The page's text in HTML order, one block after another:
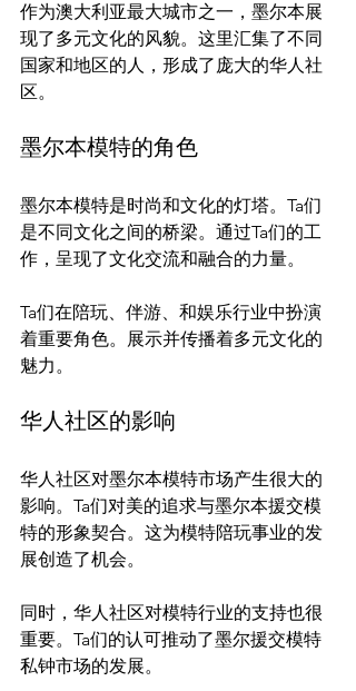
作为澳大利亚最大城市之一，墨尔本展
现了多元文化的风貌。这里汇集了不同
国家和地区的人，形成了庞大的华人社
墨尔本模特的角色
墨尔本模特是时尚和文化的灯塔。Ta们
是不同文化之间的桥梁。通过Ta们的工
作，呈现了文化交流和融合的力量。
Ta们在陪玩、伴游、和娱乐行业中扮演
着重要角色。展示并传播着多元文化的
华人社区的影响
华人社区对墨尔本模特市场产生很大的
影响。Ta们对美的追求与墨尔本援交模
特的形象契合。这为模特陪玩事业的发
展创造了机会。
同时，华人社区对模特行业的支持也很
重要。Ta们的认可推动了墨尔援交模特